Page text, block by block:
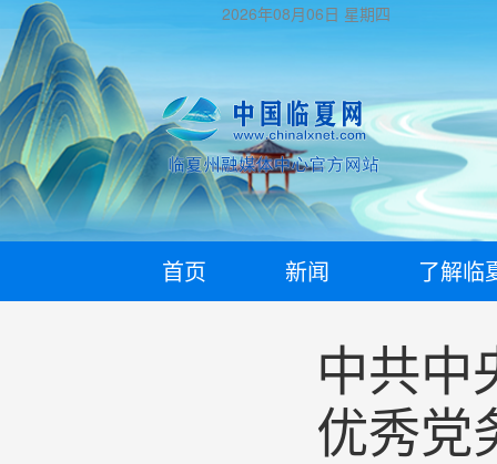
2026年08月06日 星期四
首页 新闻 了解临
中共中
优秀党